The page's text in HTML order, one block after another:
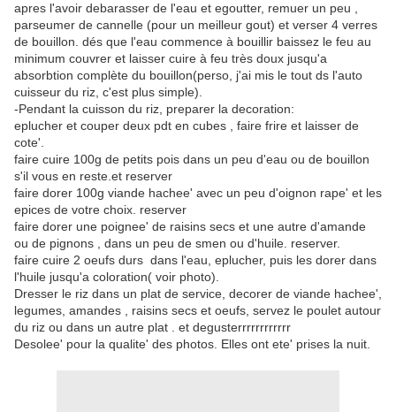
apres l'avoir debarasser de l'eau et egoutter, remuer un peu ,
parseumer de cannelle (pour un meilleur gout) et verser 4 verres
de bouillon. dés que l'eau commence à bouillir baissez le feu au
minimum couvrer et laisser cuire à feu très doux jusqu'a
absorbtion complète du bouillon(perso, j'ai mis le tout ds l'auto
cuisseur du riz, c'est plus simple).
-Pendant la cuisson du riz, preparer la decoration:
eplucher et couper deux pdt en cubes , faire frire et laisser de
cote'.
faire cuire 100g de petits pois dans un peu d'eau ou de bouillon
s'il vous en reste.et reserver
faire dorer 100g viande hachee' avec un peu d'oignon rape' et les
epices de votre choix. reserver
faire dorer une poignee' de raisins secs et une autre d'amande
ou de pignons , dans un peu de smen ou d'huile. reserver.
faire cuire 2 oeufs durs dans l'eau, eplucher, puis les dorer dans
l'huile jusqu'a coloration( voir photo).
Dresser le riz dans un plat de service, decorer de viande hachee',
legumes, amandes , raisins secs et oeufs, servez le poulet autour
du riz ou dans un autre plat . et degusterrrrrrrrrrrr
Desolee' pour la qualite' des photos. Elles ont ete' prises la nuit.